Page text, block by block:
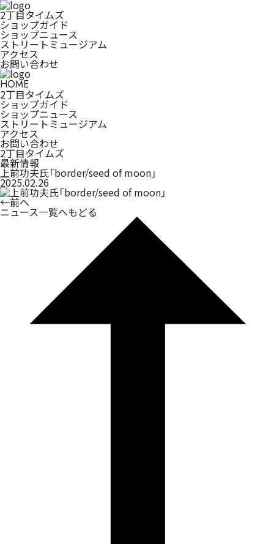
2丁目タイムズ
ショップガイド
ショップニュース
ストリートミュージアム
アクセス
お問い合わせ
HOME
2丁目タイムズ
ショップガイド
ショップニュース
ストリートミュージアム
アクセス
お問い合わせ
2丁目タイムズ
最新情報
上前功夫氏「border/seed of moon」
2025.02.26
←前へ
ニュース一覧へもどる